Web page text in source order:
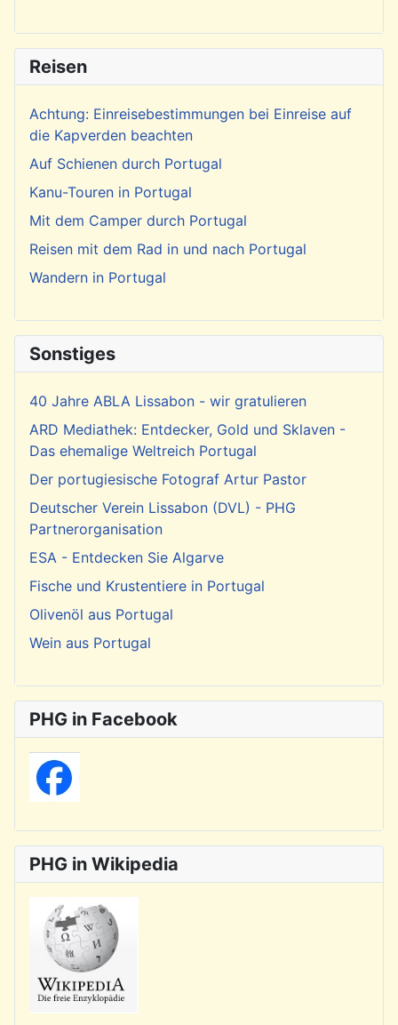
Reisen
Achtung: Einreisebestimmungen bei Einreise auf
die Kapverden beachten
Auf Schienen durch Portugal
Kanu-Touren in Portugal
Mit dem Camper durch Portugal
Reisen mit dem Rad in und nach Portugal
Wandern in Portugal
Sonstiges
40 Jahre ABLA Lissabon - wir gratulieren
ARD Mediathek: Entdecker, Gold und Sklaven -
Das ehemalige Weltreich Portugal
Der portugiesische Fotograf Artur Pastor
Deutscher Verein Lissabon (DVL) - PHG
Partnerorganisation
ESA - Entdecken Sie Algarve
Fische und Krustentiere in Portugal
Olivenöl aus Portugal
Wein aus Portugal
PHG in Facebook
PHG in Wikipedia